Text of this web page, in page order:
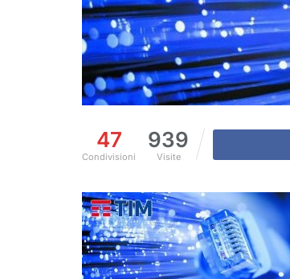
47
Condivisioni
939
Visite